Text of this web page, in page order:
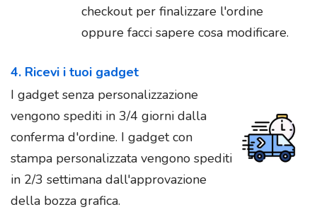
checkout per finalizzare l'ordine
oppure facci sapere cosa modificare.
4. Ricevi i tuoi gadget
I gadget senza personalizzazione
vengono spediti in 3/4 giorni dalla
conferma d'ordine. I gadget con
stampa personalizzata vengono spediti
in 2/3 settimana dall'approvazione
della bozza grafica.